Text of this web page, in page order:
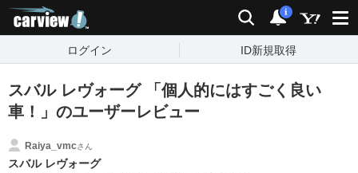
検索 通知
i
ログイン ID新規取得
スバル レヴォーグ 「個人的にはすごく良い
車！」のユーザーレビュー
Raiya_vmcさん
スバル レヴォーグ